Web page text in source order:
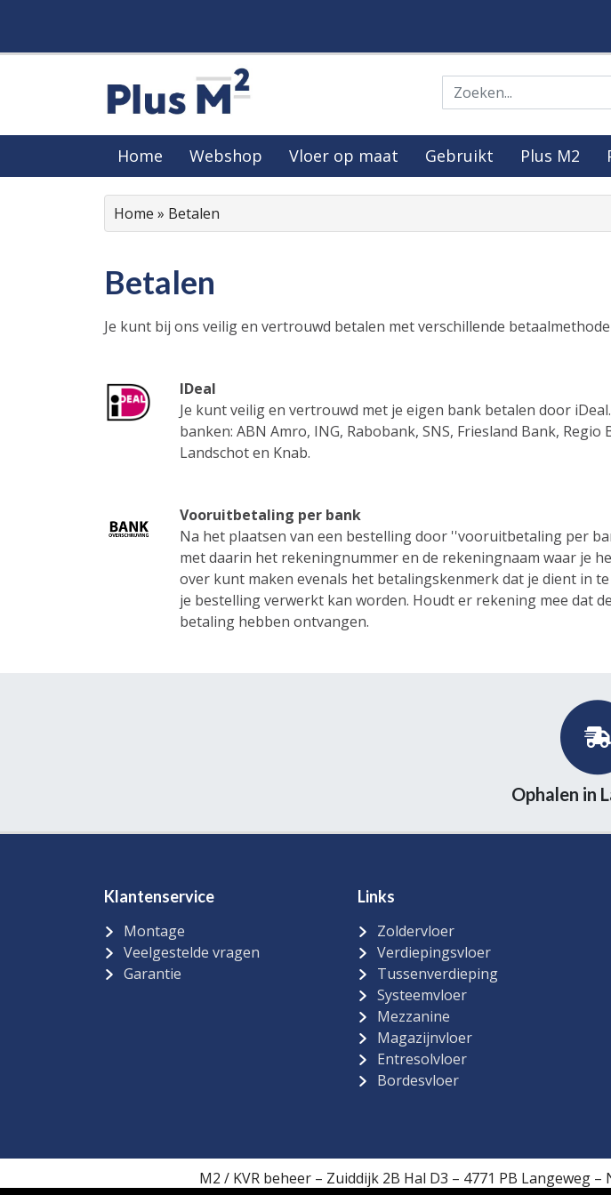
Zoeken
Home Webshop Vloer op maat Gebruikt Plus M2
Home » Betalen
Betalen
Je kunt bij ons veilig en vertrouwd betalen met verschillende
IDeal
Je kunt veilig en vertrouwd met je eigen bank betalen door
banken: ABN Amro, ING, Rabobank, SNS, Friesland Bank, Regio
Landschot en Knab.
Vooruitbetaling per bank
Na het plaatsen van een bestelling door ''vooruitbetaling per
met daarin het rekeningnummer en de rekeningnaam waar je
over kunt maken evenals het betalingskenmerk dat je dient in
je bestelling verwerkt kan worden. Houdt er rekening mee dat
betaling hebben ontvangen.
Ophalen in
Klantenservice
Montage
Veelgestelde vragen
Garantie
Links
Zoldervloer
Verdiepingsvloer
Tussenverdieping
Systeemvloer
Mezzanine
Magazijnvloer
Entresolvloer
Bordesvloer
M2 / KVR beheer – Zuiddijk 2B Hal D3 – 4771 PB Langeweg –